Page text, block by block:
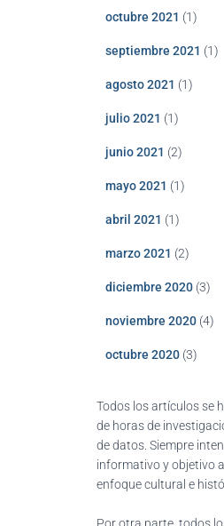
octubre 2021 (1)
septiembre 2021 (1)
agosto 2021 (1)
julio 2021 (1)
junio 2021 (2)
mayo 2021 (1)
abril 2021 (1)
marzo 2021 (2)
diciembre 2020(3)
noviembre 2020(4)
octubre 2020(3)
Todos los artículos se
de horas de
de datos. Siempre
informativo y objetivo
enfoque cultural e